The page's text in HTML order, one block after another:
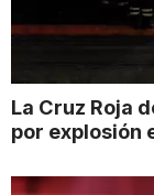
La Cruz Roja
por explosión